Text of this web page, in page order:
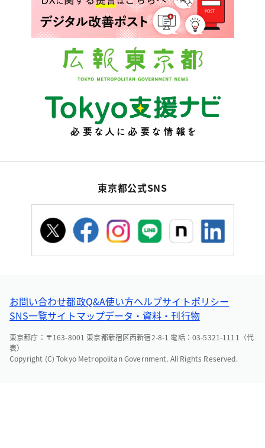
東京都公式SNS
お問い合わせ都政Q&A使い方ヘルプサイトポリシー
SNS一覧サイトマップデータ・資料・刊行物
東京都庁：〒163-8001 東京都新宿区西新宿2-8-1 電話：03-5321-1111（代
表）
Copyright (C) Tokyo Metropolitan Government. All Rights Reserved.